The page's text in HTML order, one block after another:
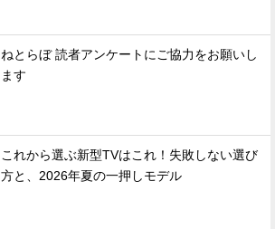
ねとらぼ 読者アンケートにご協力をお願いし
ます
これから選ぶ新型TVはこれ！失敗しない選び
方と、2026年夏の一押しモデル